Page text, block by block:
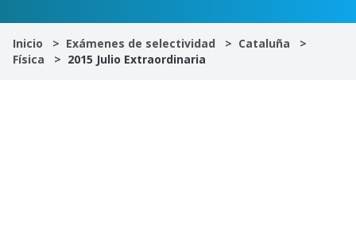
E.S.O
Inicio Exámenes de selectividad
Cataluña
Física
2015 Julio Extraordinaria